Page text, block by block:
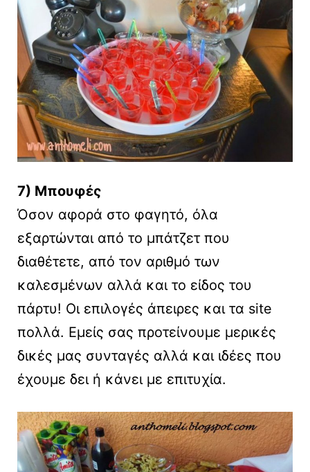
7) Μπουφές
Όσον αφορά στο φαγητό, όλα
εξαρτώνται από το μπάτζετ που
διαθέτετε, από τον αριθμό των
καλεσμένων αλλά και το είδος του
πάρτυ! Οι επιλογές άπειρες και τα site
πολλά. Εμείς σας προτείνουμε μερικές
δικές μας συνταγές αλλά και ιδέες που
έχουμε δει ή κάνει με επιτυχία.